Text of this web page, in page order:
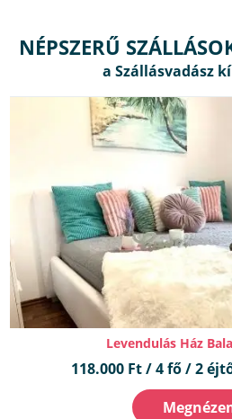
NÉPSZERŰ
Levendulás Ház
118.000 Ft / 4 fő / 2